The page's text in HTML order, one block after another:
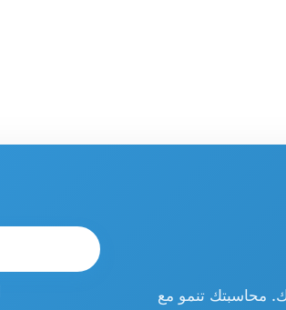
محاسبتك تنمو مع